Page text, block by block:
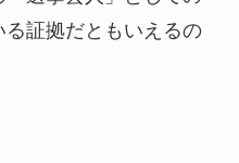
証拠だともいえるの